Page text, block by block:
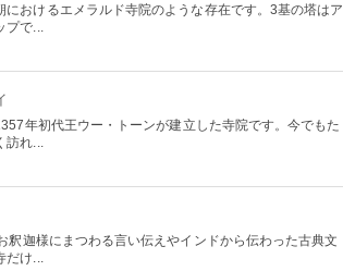
おけるエメラルド寺院のような存在です。3基の塔はア
プで...
年初代王ウー・トーンが建立した寺院です。今でもた
訪れ...
迦様にまつわる言い伝えやインドから伝わった古典文
だけ...